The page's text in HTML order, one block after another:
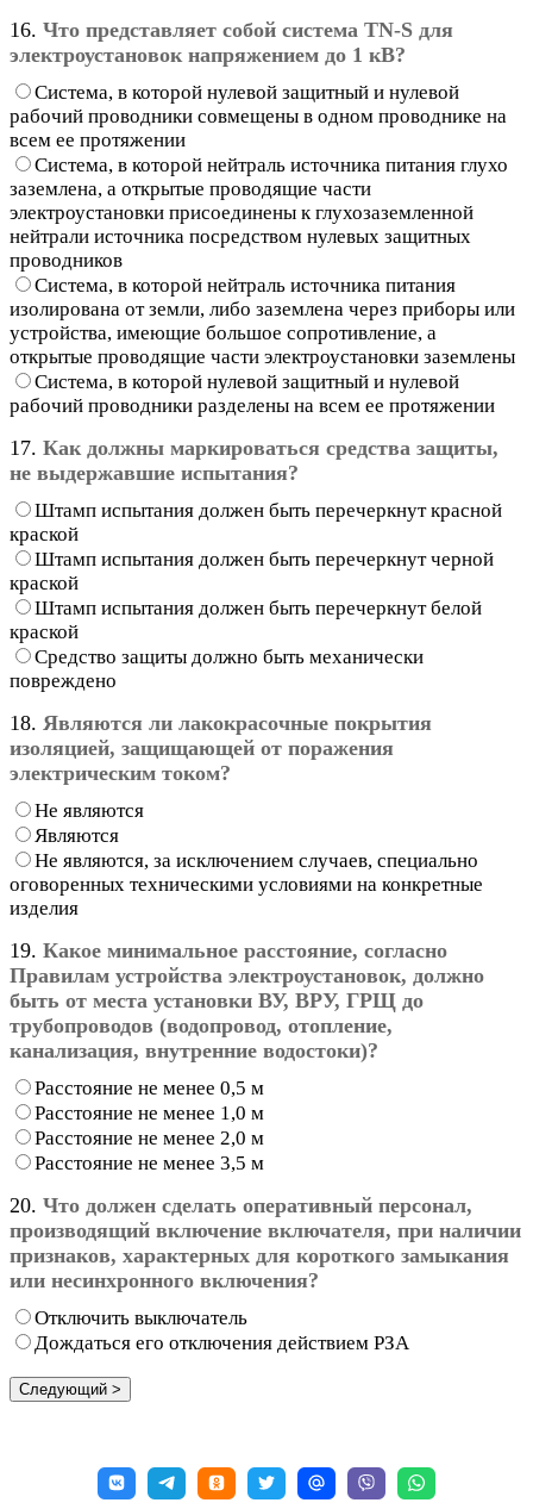
16. Что представляет собой система TN-S для
электроустановок напряжением до 1 кВ?
Система, в которой нулевой защитный и нулевой
рабочий проводники совмещены в одном проводнике на
всем ее протяжении
Система, в которой нейтраль источника питания глухо
заземлена, а открытые проводящие части
электроустановки присоединены к глухозаземленной
нейтрали источника посредством нулевых защитных
проводников
Система, в которой нейтраль источника питания
изолирована от земли, либо заземлена через приборы или
устройства, имеющие большое сопротивление, а
открытые проводящие части электроустановки заземлены
Система, в которой нулевой защитный и нулевой
рабочий проводники разделены на всем ее протяжении
17. Как должны маркироваться средства защиты,
не выдержавшие испытания?
Штамп испытания должен быть перечеркнут красной
краской
Штамп испытания должен быть перечеркнут черной
краской
Штамп испытания должен быть перечеркнут белой
краской
Средство защиты должно быть механически
повреждено
18. Являются ли лакокрасочные покрытия
изоляцией, защищающей от поражения
электрическим током?
Не являются
Являются
Не являются, за исключением случаев, специально
оговоренных техническими условиями на конкретные
изделия
19. Какое минимальное расстояние, согласно
Правилам устройства электроустановок, должно
быть от места установки ВУ, ВРУ, ГРЩ до
трубопроводов (водопровод, отопление,
канализация, внутренние водостоки)?
Расстояние не менее 0,5 м
Расстояние не менее 1,0 м
Расстояние не менее 2,0 м
Расстояние не менее 3,5 м
20. Что должен сделать оперативный персонал,
производящий включение включателя, при наличии
признаков, характерных для короткого замыкания
или несинхронного включения?
Отключить выключатель
Дождаться его отключения действием РЗА